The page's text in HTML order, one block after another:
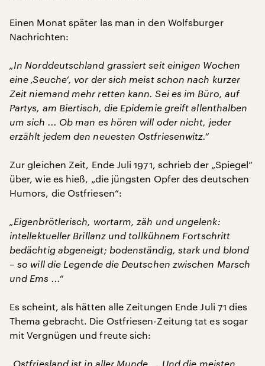
Einen Monat später las man in den Wolfsburger
Nachrichten:
„In Norddeutschland grassiert seit einigen Wochen
eine ‚Seuche‘, vor der sich meist schon nach kurzer
Zeit niemand mehr retten kann. Sei es im Büro, auf
Partys, am Biertisch, die Epidemie greift allenthalben
um sich ... Ob man es hören will oder nicht, jeder
erzählt jedem den neuesten Ostfriesenwitz.“
Zur gleichen Zeit, Ende Juli 1971, schrieb der „Spiegel“
über, wie es hieß, „die jüngsten Opfer des deutschen
Humors, die Ostfriesen“:
„Eigenbrötlerisch, wortarm, zäh und ungelenk:
intellektueller Brillanz und tollkühnem Fortschritt
bedächtig abgeneigt; bodenständig, stark und blond
– so will die Legende die Deutschen zwischen Marsch
und Ems ...“
Es scheint, als hätten alle Zeitungen Ende Juli 71 dies
Thema gebracht. Die Ostfriesen-Zeitung tat es sogar
mit Vergnügen und freute sich:
„Ostfriesland ist in aller Munde ... Und die meisten